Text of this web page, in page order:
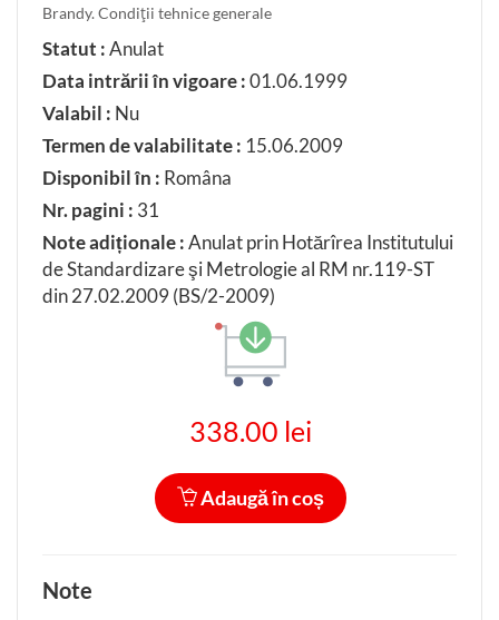
Brandy. Condiţii tehnice generale
Statut :Anulat
Data intrării în vigoare :01.06.1999
Valabil : Nu
Termen de valabilitate : 15.06.2009
Disponibil în : Româna
Nr. pagini : 31
Note adiționale :Anulat prin Hotărîrea Institutului
de Standardizare şi Metrologie al RM nr.119-ST
din 27.02.2009 (BS/2-2009)
338.00 lei
Adaugă în coș
Note